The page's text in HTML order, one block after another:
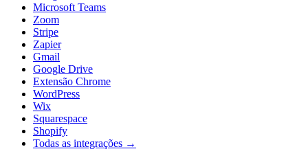
Microsoft Teams
Zoom
Stripe
Zapier
Gmail
Google Drive
Extensão Chrome
WordPress
Wix
Squarespace
Shopify
Todas as integrações →